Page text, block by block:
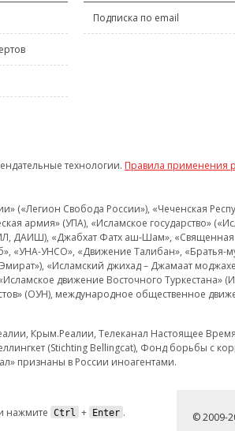
Подписка по email
технологии. Правила применения
Свобода России»), «Чеченская
армия» (УПА), «Исламское государство»
ДАИШ), «Джабхат Фатх аш-Шам»,
УНСО», «Движение Талибан», «Братья-
«Исламский джихад – Джамаат
движение Восточного
(ОУН), международное общественное
Крым.Реалии, Телеканал Настоящее
(Stichting Bellingcat), Фонд борьбы с
признаны в России иноагентами.
нажмите Ctrl + Enter .
© 2009-